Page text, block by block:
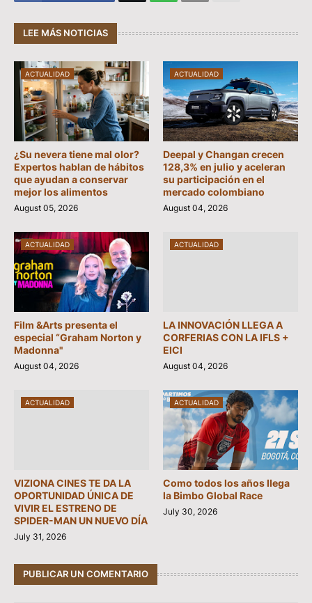
LEE MÁS NOTICIAS
ACTUALIDAD
¿Su nevera tiene mal olor?
Expertos hablan de hábitos
que ayudan a conservar
mejor los alimentos
August 05, 2026
ACTUALIDAD
Deepal y Changan crecen
128,3% en julio y aceleran
su participación en el
mercado colombiano
August 04, 2026
ACTUALIDAD
Film &Arts presenta el
especial “Graham Norton y
Madonna"
August 04, 2026
ACTUALIDAD
LA INNOVACIÓN LLEGA A
CORFERIAS CON LA IFLS +
EICI
August 04, 2026
ACTUALIDAD
VIZIONA CINES TE DA LA
OPORTUNIDAD ÚNICA DE
VIVIR EL ESTRENO DE
SPIDER-MAN UN NUEVO DÍA
July 31, 2026
ACTUALIDAD
Como todos los años llega
la Bimbo Global Race
July 30, 2026
PUBLICAR UN COMENTARIO